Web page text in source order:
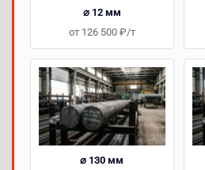
⌀ 12 мм
от 126 500 ₽/т
⌀ 130 мм